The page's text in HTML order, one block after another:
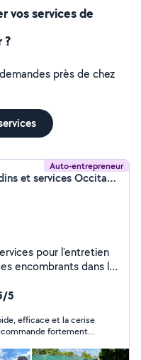
vos services de
?
près de chez
Auto-entrepreneur
Nicolas Garrigos (jardins et services Occitans)
encombrants dans le
haies/arbustes
Enlèvement des
Arrosage,
5
efficace et la cerise
fortement